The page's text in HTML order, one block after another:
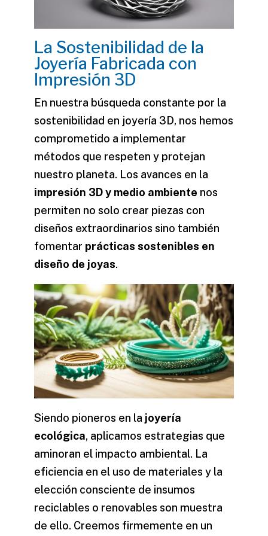
La Sostenibilidad de la
Joyería Fabricada con
Impresión 3D
En nuestra búsqueda constante por la
sostenibilidad en joyería 3D, nos hemos
comprometido a implementar
métodos que respeten y protejan
nuestro planeta. Los avances en la
impresión 3D y medio ambiente nos
permiten no solo crear piezas con
diseños extraordinarios sino también
fomentar prácticas sostenibles en
diseño de joyas.
Siendo pioneros en la joyería
ecológica, aplicamos estrategias que
aminoran el impacto ambiental. La
eficiencia en el uso de materiales y la
elección consciente de insumos
reciclables o renovables son muestra
de ello. Creemos firmemente en un